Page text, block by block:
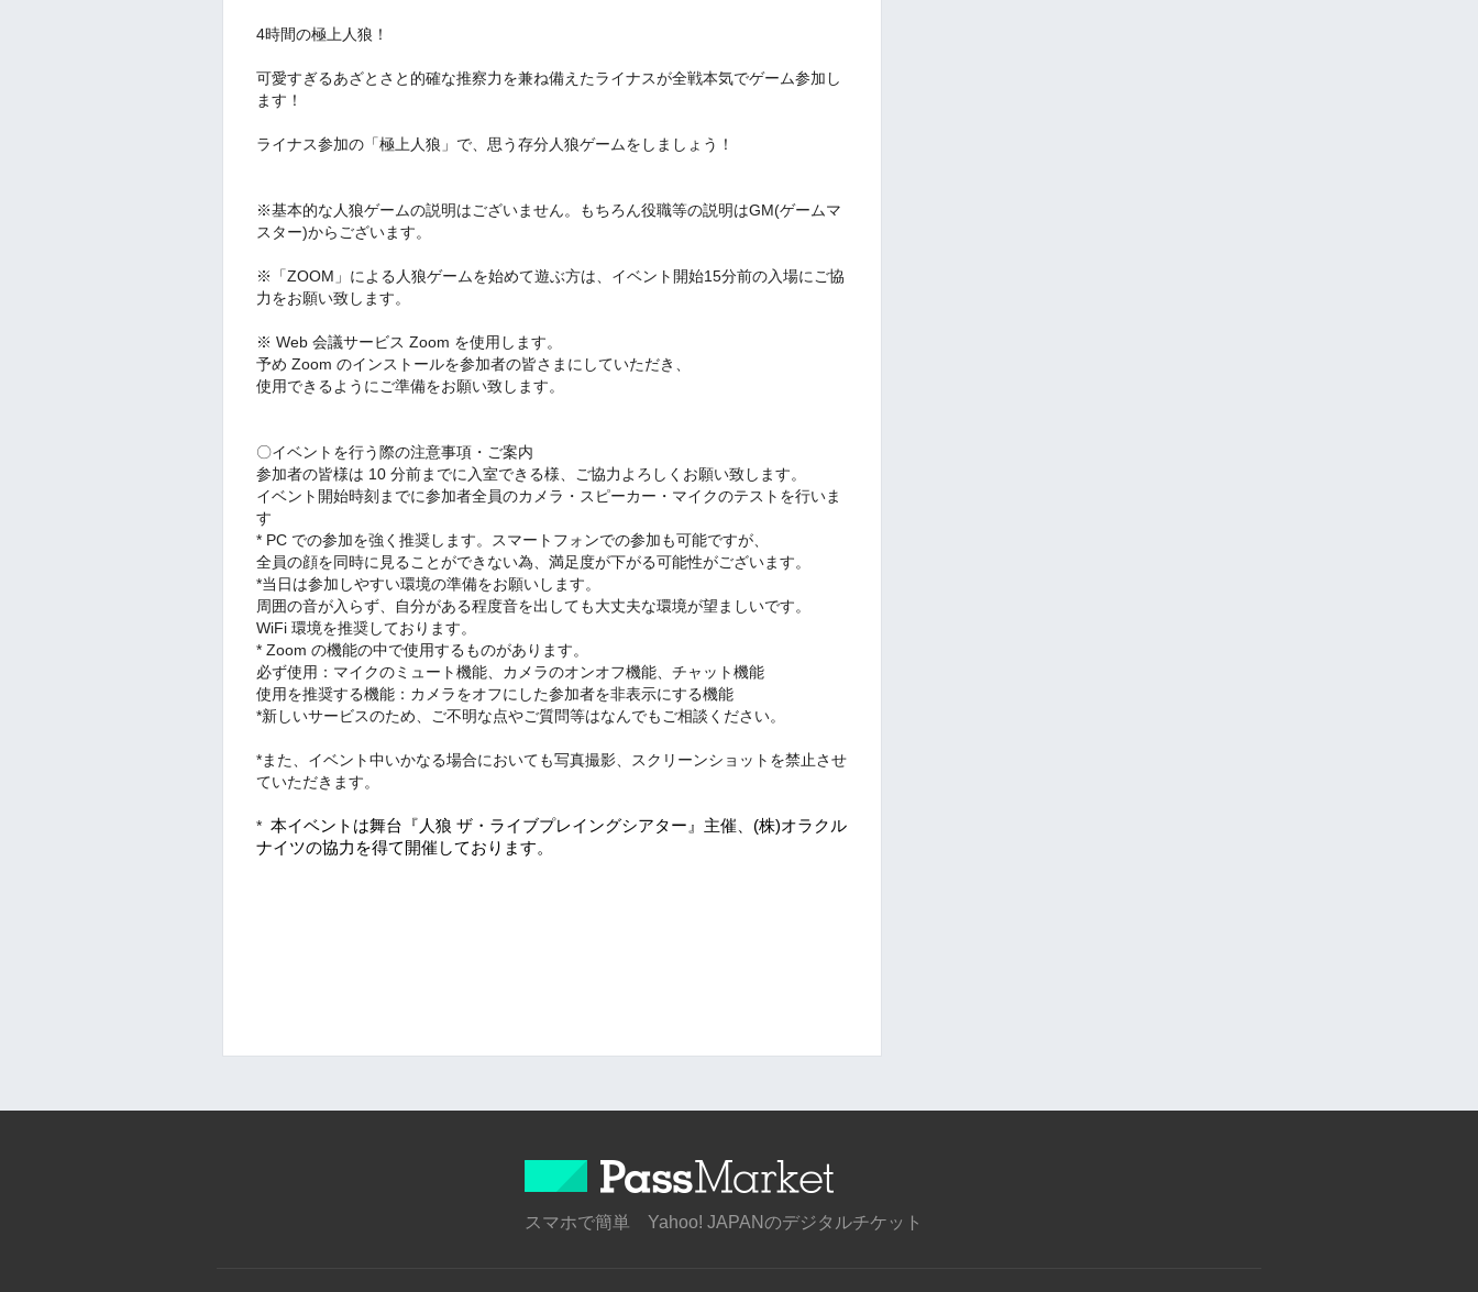
4時間の極上人狼！
可愛すぎるあざとさと的確な推察力を兼ね備えたライナスが全戦本気でゲーム参加し
ます！
ライナス参加の「極上人狼」で、思う存分人狼ゲームをしましょう！
※基本的な人狼ゲームの説明はございません。もちろん役職等の説明はGM(ゲームマ
スター)からございます。
※「ZOOM」による人狼ゲームを始めて遊ぶ方は、イベント開始15分前の入場にご協
力をお願い致します。
※ Web 会議サービス Zoom を使用します。
予め Zoom のインストールを参加者の皆さまにしていただき、
使用できるようにご準備をお願い致します。
〇イベントを行う際の注意事項・ご案内
参加者の皆様は 10 分前までに入室できる様、ご協力よろしくお願い致します。
イベント開始時刻までに参加者全員のカメラ・スピーカー・マイクのテストを行いま
す
* PC での参加を強く推奨します。スマートフォンでの参加も可能ですが、
全員の顔を同時に見ることができない為、満足度が下がる可能性がございます。
*当日は参加しやすい環境の準備をお願いします。
周囲の音が入らず、自分がある程度音を出しても大丈夫な環境が望ましいです。
WiFi 環境を推奨しております。
* Zoom の機能の中で使用するものがあります。
必ず使用：マイクのミュート機能、カメラのオンオフ機能、チャット機能
使用を推奨する機能：カメラをオフにした参加者を非表示にする機能
*新しいサービスのため、ご不明な点やご質問等はなんでもご相談ください。
*また、イベント中いかなる場合においても写真撮影、スクリーンショットを禁止させ
ていただきます。
* 本イベントは舞台『人狼 ザ・ライブプレイングシアター』主催、(株)オラクル
ナイツの協力を得て開催しております。
スマホで簡単 Yahoo! JAPANのデジタルチケット